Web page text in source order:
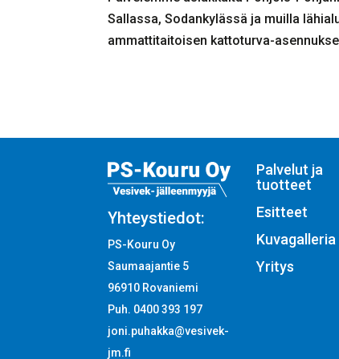
Sallassa, Sodankylässä ja muilla
ammattitaitoisen kattoturva-
Yhteystiedot:
PS-Kouru Oy
Saumaajantie 5
96910 Rovaniemi
Puh. 0400 393 197
joni.puhakka@vesivek-
jm.fi
Palvelut ja
tuotteet
Esitteet
Kuvagalleria
Yritys